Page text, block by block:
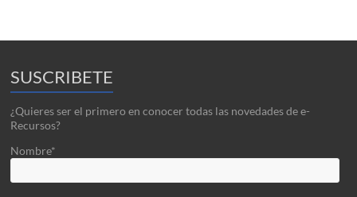
SUSCRIBETE
¿Quieres ser el primero en conocer todas las novedades de e-
Recursos?
Nombre*